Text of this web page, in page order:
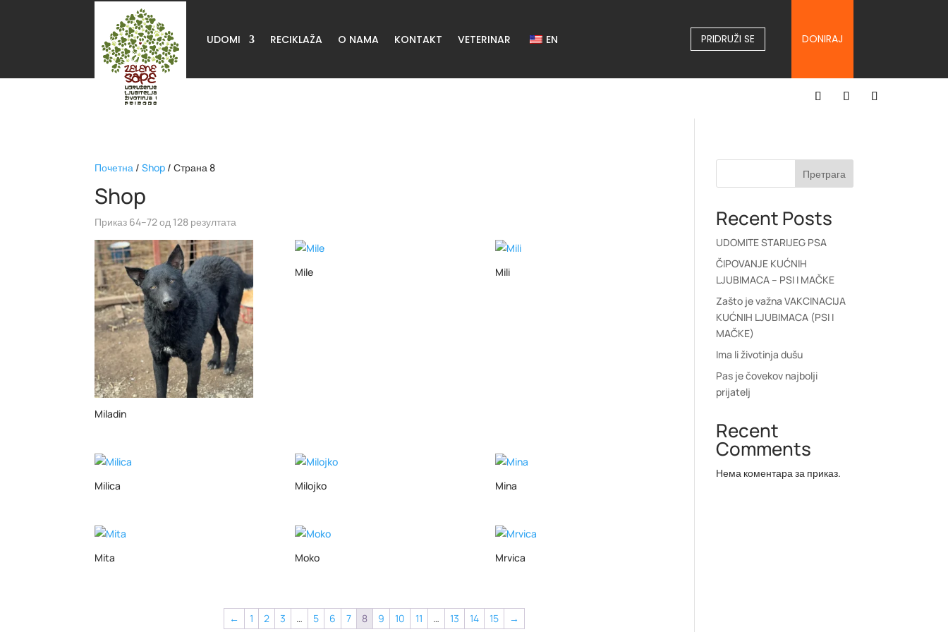
UDOMI RECIKLAŽA O NAMA KONTAKT VETERINAR EN PRIDRUŽI SE DONIRAJ
Почетна /Shop / Страна 8
Shop
Приказ 64–72 од 128 резултата
Miladin
Mile Mili
Milica Milojko Mina
Mita Moko Mrvica
← 1 2 3 … 5 6 7 8 9 10 11 … 13 14 15 →
Претрага
Recent Posts
UDOMITE STARIJEG PSA
ČIPOVANJE KUĆNIH
LJUBIMACA – PSI I MAČKE
Zašto je važna VAKCINACIJA
KUĆNIH LJUBIMACA (PSI I
MAČKE)
Ima li životinja dušu
Pas je čovekov najbolji
prijatelj
Recent
Comments
Нема коментара за приказ.